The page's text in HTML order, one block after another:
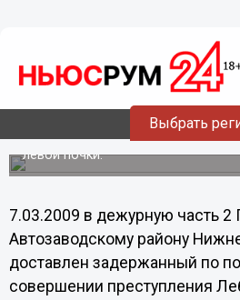
Выбрать
Нижегородских
избивших
3 и 4 года
В результате побоев у
левой почки.
7.03.2009 в дежурную часть
Автозаводскому району
доставлен задержанный по
совершении преступления